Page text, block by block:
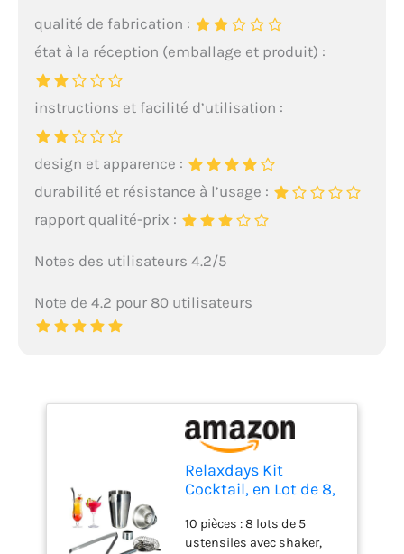
qualité de fabrication :
état à la réception (emballage et produit) :
instructions et facilité d’utilisation :
design et apparence :
durabilité et résistance à l’usage :
rapport qualité-prix :
Notes des utilisateurs 4.2/5
Note de 4.2 pour 80 utilisateurs
Relaxdays Kit
Cocktail, en Lot de 8,
Bar Doseur Pince
Passoire agitateur,
10 pièces : 8 lots de 5
ustensiles avec shaker,